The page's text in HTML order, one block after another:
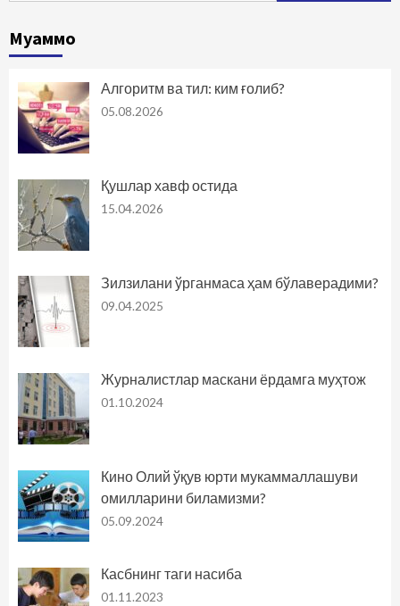
Муаммо
Алгоритм ва тил: ким ғолиб?
05.08.2026
Қушлар хавф остида
15.04.2026
Зилзилани ўрганмаса ҳам бўлаверадими?
09.04.2025
Журналистлар маскани ёрдамга муҳтож
01.10.2024
Кино Олий ўқув юрти мукаммаллашуви
омилларини биламизми?
05.09.2024
Касбнинг таги насиба
01.11.2023